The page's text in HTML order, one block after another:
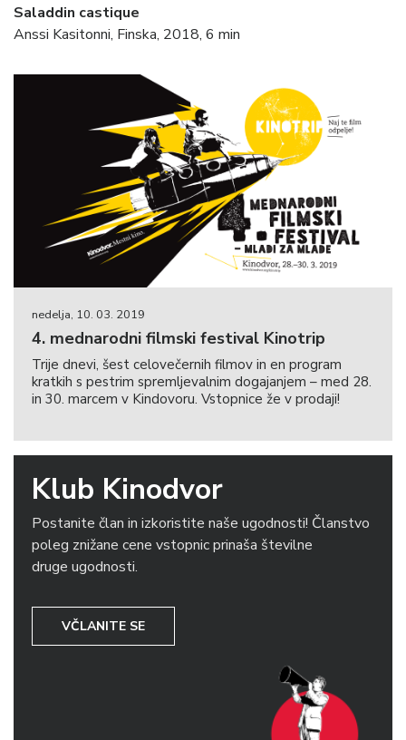
Saladdin castique
Anssi Kasitonni, Finska, 2018, 6 min
nedelja, 10. 03. 2019
4. mednarodni filmski festival Kinotrip
Trije dnevi, šest celovečernih filmov in en program
kratkih s pestrim spremljevalnim dogajanjem – med 28.
in 30. marcem v Kindovoru. Vstopnice že v prodaji!
Klub Kinodvor
Postanite član in izkoristite naše ugodnosti! Članstvo
poleg znižane cene vstopnic prinaša številne
druge ugodnosti.
VČLANITE SE